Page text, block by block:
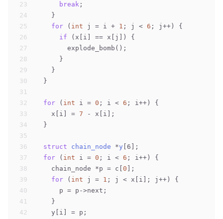
23
24
25
26
27
28
29
30
31
32
33
34
35
36
37
38
39
40
41
42
break ;
    }
for ( int j = i + 1 ; j < 6 ; j++) {
if (x[i] == x[j]) {
        explode_bomb();
      }
    }
  }
for ( int i = 0 ; i < 6 ; i++) {
    x[i] =
7 - x[i];
  }
struct chain_node *y [6];
for ( int i = 0 ; i < 6 ; i++) {
    chain_node *p = c[
0 ];
for ( int j = 1 ; j < x[i]; j++) {
      p = p->next;
    }
    y[i] = p;